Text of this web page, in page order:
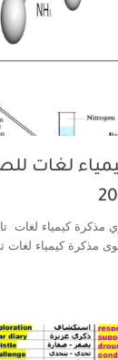
لغات